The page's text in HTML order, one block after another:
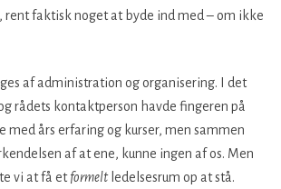
rent faktisk noget at byde ind med – om ikke
af administration og organisering. I det
rådets kontaktperson havde fingeren på
med års erfaring og kurser, men sammen
af at ene, kunne ingen af os. Men
vi at få etformeltledelsesrum op at stå.